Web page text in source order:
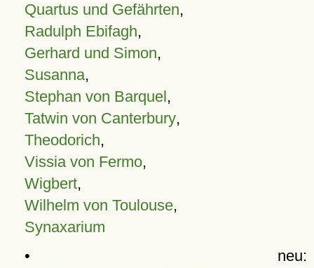
Quartus und Gefährten,
Radulph Ebifagh,
Gerhard und Simon,
Susanna,
Stephan von Barquel,
Tatwin von Canterbury,
Theodorich,
Vissia von Fermo,
Wigbert,
Wilhelm von Toulouse,
Synaxarium
• neu: